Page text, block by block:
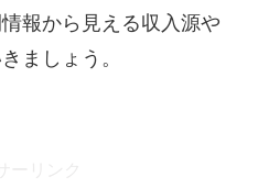
報から見える収入源や
ましょう。